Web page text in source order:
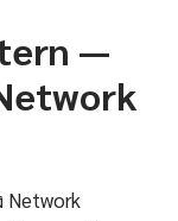
—
Network